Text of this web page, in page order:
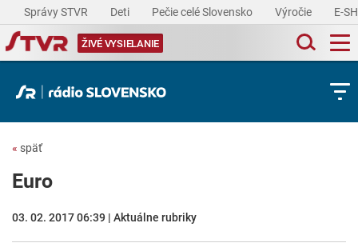
Správy STVR Deti Pečie celé Slovensko Výročie E-
ŽIVÉ VYSIELANIE
« späť
Euro
03. 02. 2017 06:39 | Aktuálne rubriky